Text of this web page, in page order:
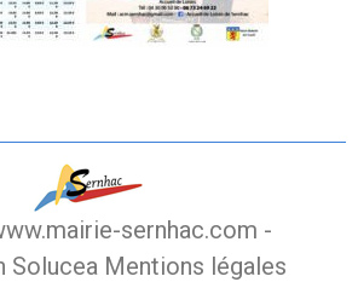
sernhac.com -
Solucea Mentions légales